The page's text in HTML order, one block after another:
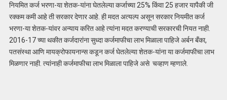
नियमित कर्ज भरणा-या शेतक-यांना घेतलेल्या कर्जाच्या 25% किंवा 25 हजार यापैकी जी
रक्कम कमी आहे ती सरकार देणार आहे. ही मदत अत्यल्प असून सरकार नियमीत कर्ज
भरणा-या शेतक-यांवर अन्याय करित आहे त्यांना मदत करण्याची सरकारची नियत नाही.
2016-17 च्या थकीत कर्जदारांना सुध्दा कर्जमाफीचा लाभ मिळाला पाहिजे अर्बन बँका,
पतसंस्था आणि मायक्रोफायनान्स कडून कर्ज घेतलेल्या शेतक-यांना या कर्जमाफीचा लाभ
मिळणार नाही. त्यांनाही कर्जमाफीचा लाभ मिळाला पाहिजे असे चव्हाण म्हणाले.